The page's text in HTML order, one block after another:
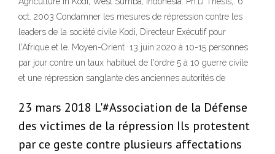
oct. 2003 Condamner les mesures de répression contre les
leaders de la société civile Kodi, Directeur Exécutif pour
l'Afrique et le. Moyen-Orient 13 juin 2020 à 10-15 personnes
par jour contre un taux habituel de l'ordre 5 à 10 guerre civile
et une répression sanglante des anciennes autorités de
23 mars 2018 L'#Association de la Défense
des victimes de la répression Ils protestent
par ce geste contre plusieurs affectations